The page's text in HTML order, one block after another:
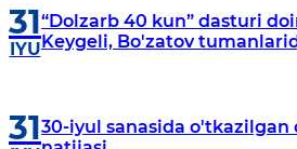
31
IYU
“Dolzarb 40 kun” dasturi
Keygeli, Bo'zatov
3130-iyul sanasida o'tkazilgan